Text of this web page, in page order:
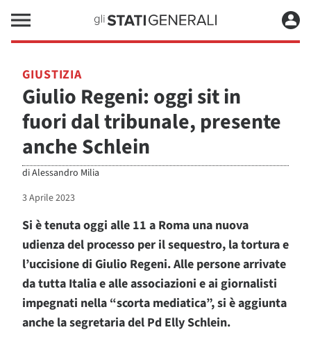
GIUSTIZIA
Giulio Regeni: oggi sit in
fuori dal tribunale, presente
anche Schlein
diAlessandro Milia
3 Aprile 2023
Si è tenuta oggi alle 11 a Roma una nuova
udienza del processo per il sequestro, la tortura e
l’uccisione di Giulio Regeni. Alle persone arrivate
da tutta Italia e alle associazioni e ai giornalisti
impegnati nella “scorta mediatica”, si è aggiunta
anche la segretaria del Pd Elly Schlein.